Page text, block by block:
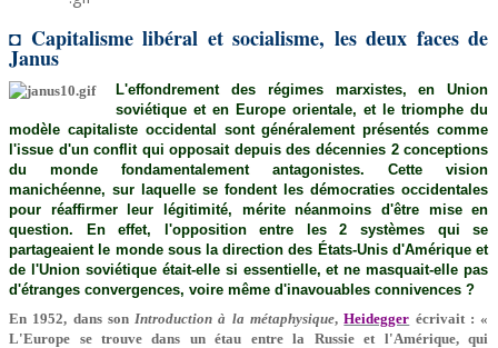
◘ Capitalisme libéral et socialisme, les deux faces de
Janus
L'effondrement des régimes marxistes, en Union
soviétique et en Europe orientale, et le triomphe du
modèle capitaliste occidental sont généralement présentés comme
l'issue d'un conflit qui opposait depuis des décennies 2 conceptions
du monde fondamentalement antagonistes. Cette vision
manichéenne, sur laquelle se fondent les démocraties occidentales
pour réaffirmer leur légitimité, mérite néanmoins d'être mise en
question. En effet, l'opposition entre les 2 systèmes qui se
partageaient le monde sous la direction des États-Unis d'Amérique et
de l'Union soviétique était-elle si essentielle, et ne masquait-elle pas
d'étranges convergences, voire même d'inavouables connivences ?
En 1952, dans son Introduction à la métaphysique,Heidegger écrivait : «
L'Europe se trouve dans un étau entre la Russie et l'Amérique, qui